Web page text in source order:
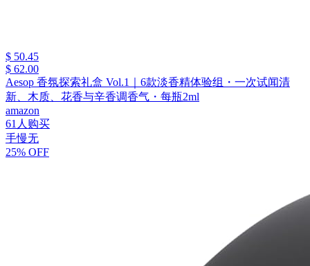
$ 50.45
$ 62.00
Aesop 香氛探索礼盒 Vol.1｜6款淡香精体验组・一次试闻清
新、木质、花香与辛香调香气・每瓶2ml
amazon
61人购买
手慢无
25% OFF